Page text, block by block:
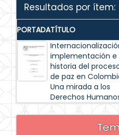
Resultados por ítem:
PORTADATÍTULO
implementación e
historia del
de paz en
Una mirada a los
Derechos